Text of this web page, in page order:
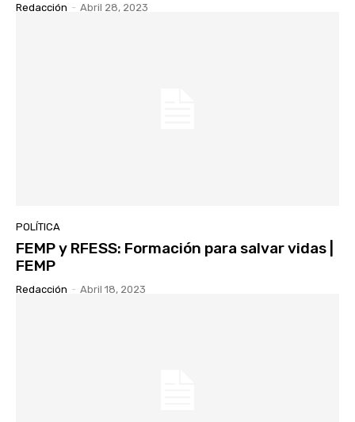
Redacción - Abril 28, 2023
POLÍTICA
FEMP y RFESS: Formación para salvar vidas |
FEMP
Redacción - Abril 18, 2023